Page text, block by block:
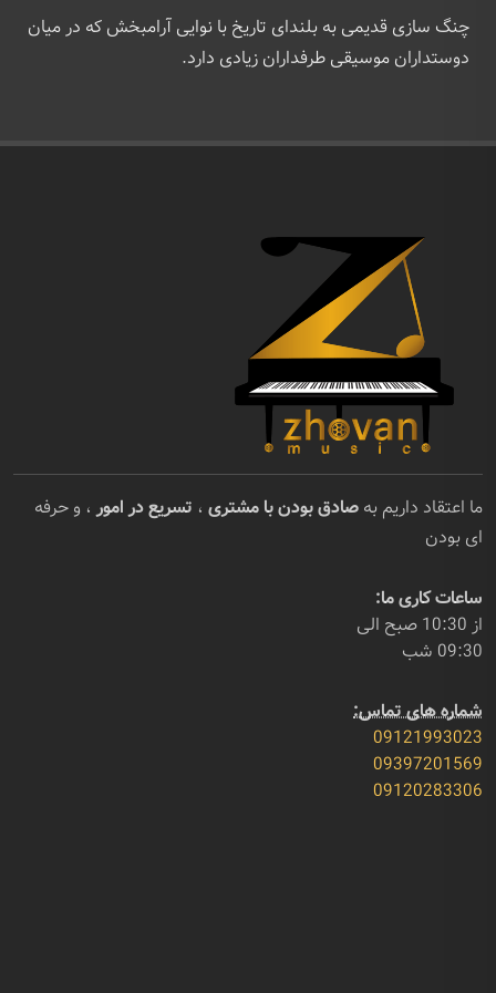
چنگ سازی قدیمی به بلندای تاریخ با نوایی آرامبخش که در میان
دوستداران موسیقی طرفداران زیادی دارد.
ما اعتقاد داریم به صادق بودن با مشتری ، تسریع در امور ، و حرفه
ای بودن
ساعات کاری ما:
از 10:30 صبح الی
09:30 شب
شماره های تماس:
09121993023
09397201569
09120283306